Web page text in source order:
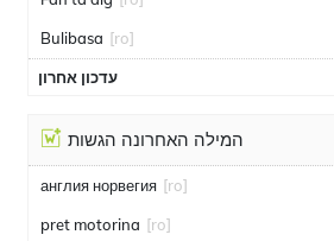
Bulibasa [ro]
עדכון אחרון
המילה האחרונה הגשות
англия норвегия [ro]
pret motorina [ro]